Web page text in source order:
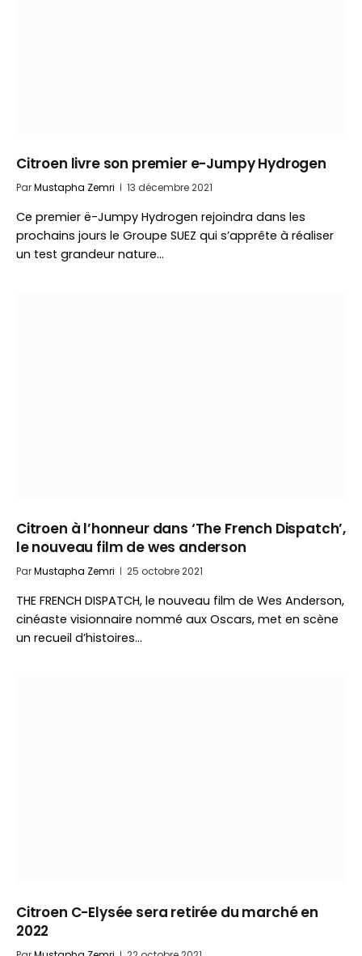
Citroen livre son premier e-Jumpy Hydrogen
ParMustapha Zemri 13 décembre 2021
Ce premier ë-Jumpy Hydrogen rejoindra dans les
prochains jours le Groupe SUEZ qui s’apprête à réaliser
un test grandeur nature…
Citroen à l’honneur dans ‘The French Dispatch’,
le nouveau film de wes anderson
ParMustapha Zemri 25 octobre 2021
THE FRENCH DISPATCH, le nouveau film de Wes Anderson,
cinéaste visionnaire nommé aux Oscars, met en scène
un recueil d’histoires…
Citroen C-Elysée sera retirée du marché en
2022